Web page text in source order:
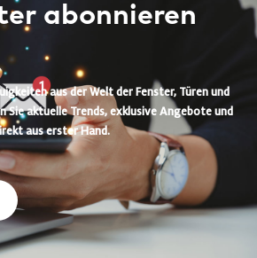
abonnieren
aus der Welt der Fenster, Türen und
Sie aktuelle Trends, exklusive Angebote und
aus erster Hand.